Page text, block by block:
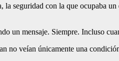
seguridad con la que ocupaba
un mensaje. Siempre. Incluso
no veían únicamente una